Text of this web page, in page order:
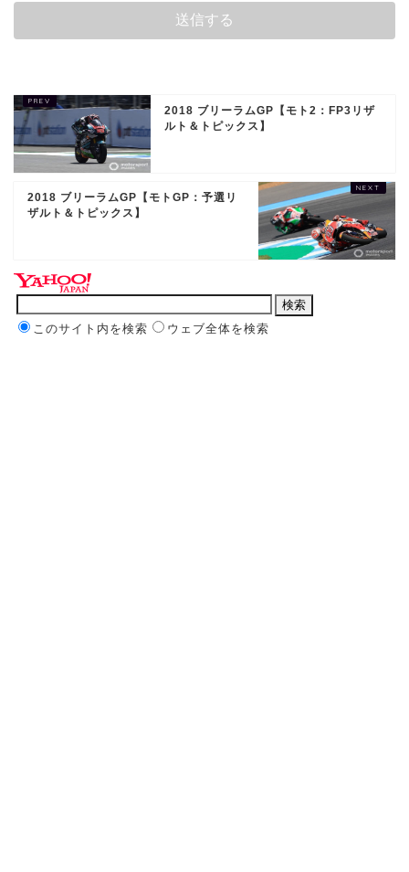
2018 ブリーラムGP【モト2：FP3リザ
ルト＆トピックス】
2018 ブリーラムGP【モトGP：予選リ
ザルト＆トピックス】
このサイト内を検索 ウェブ全体を検索